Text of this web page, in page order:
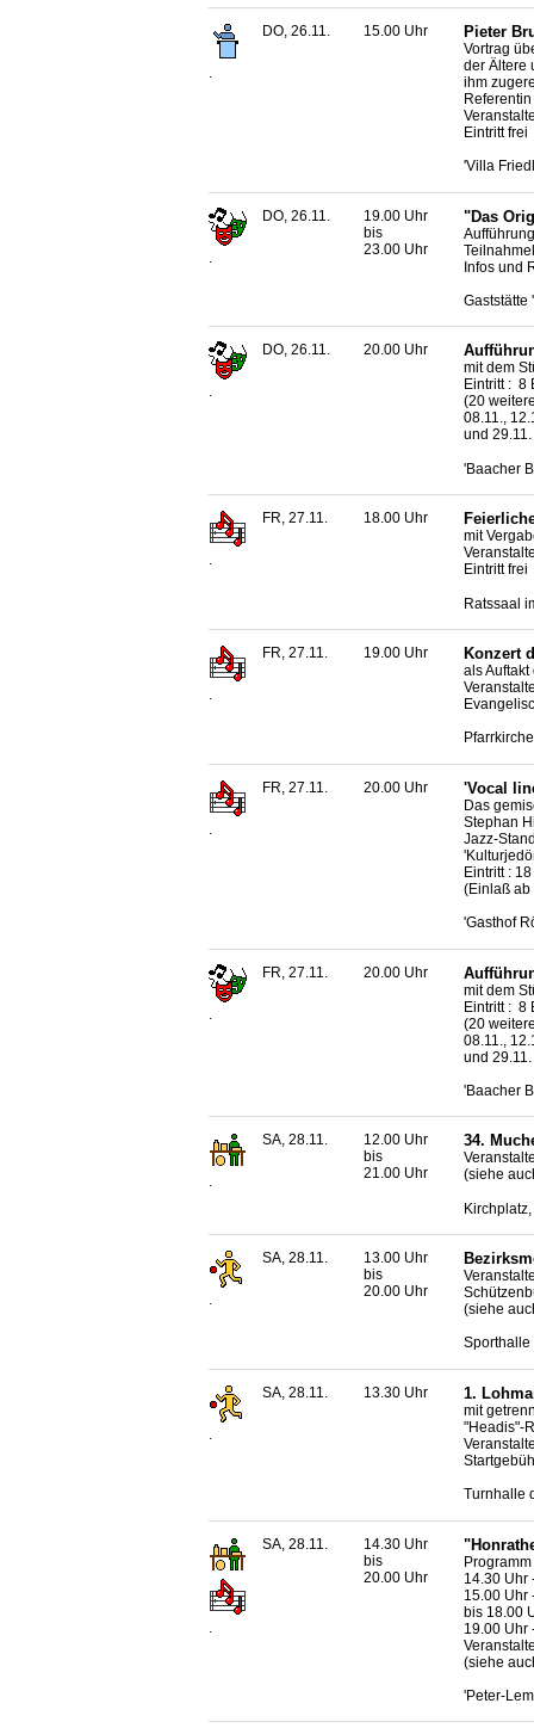
.
DO, 26.11. 15.00 Uhr Pieter
Vortrag
der Ältere
ihm
Eintritt
'Villa
DO, 26.11.
19.00 Uhr
bis
23.00 Uhr
"Das
Infos und
Gaststätte
.
DO, 26.11. 20.00 Uhr
mit dem
Eintritt : 8
(20
08.11.,
und
'Baacher
.
FR, 27.11. 18.00 Uhr
mit
Eintritt frei
Ratssaal
.
FR, 27.11. 19.00 Uhr Konzert
als
FR, 27.11. 20.00 Uhr 'Vocal
Das
Stephan
Jazz-
Eintritt :
(Einlaß ab
'Gasthof
FR, 27.11. 20.00 Uhr
mit dem
Eintritt : 8
(20
08.11.,
und
'Baacher
.
SA, 28.11.
12.00 Uhr
bis
21.00 Uhr
34.
(siehe
.
SA, 28.11.
13.00 Uhr
bis
20.00 Uhr
(siehe
Sporthalle
.
SA, 28.11. 13.30 Uhr 1.
mit
"Headis"-
Turnhalle
SA, 28.11.
14.30 Uhr
bis
20.00 Uhr
Programm
14.30 Uhr
15.00 Uhr
bis 18.00
19.00 Uhr
(siehe
'Peter-